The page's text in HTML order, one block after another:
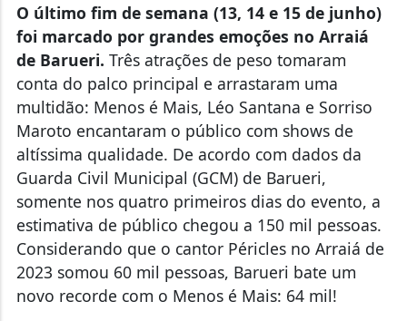
O último fim de semana (13, 14 e 15 de junho)
foi marcado por grandes emoções no Arraiá
de Barueri. Três atrações de peso tomaram
conta do palco principal e arrastaram uma
multidão: Menos é Mais, Léo Santana e Sorriso
Maroto encantaram o público com shows de
altíssima qualidade. De acordo com dados da
Guarda Civil Municipal (GCM) de Barueri,
somente nos quatro primeiros dias do evento, a
estimativa de público chegou a 150 mil pessoas.
Considerando que o cantor Péricles no Arraiá de
2023 somou 60 mil pessoas, Barueri bate um
novo recorde com o Menos é Mais: 64 mil!